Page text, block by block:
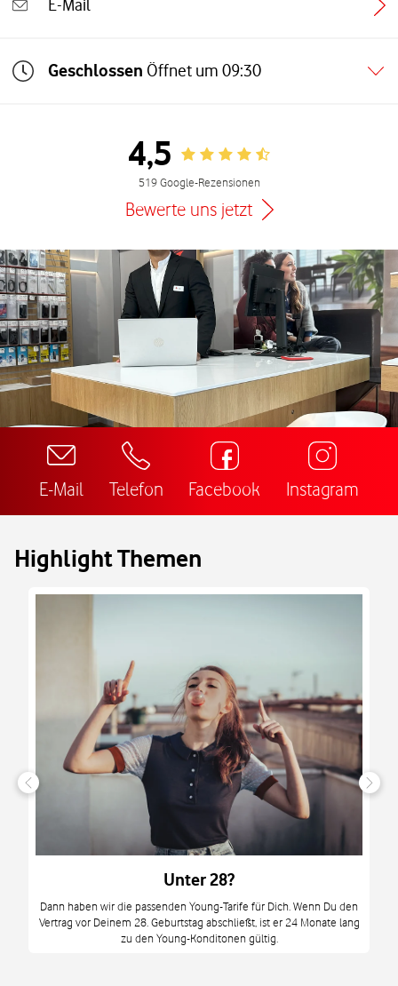
E-Mail
Geschlossen Öffnet um 09:30
4,5 Rating 4.5
519 Google-Rezensionen
Bewerte uns jetzt
E-Mail Telefon Facebook Instagram
Highlight Themen
Unter 28?
Dann haben wir die passenden Young-Tarife für Dich. Wenn Du den
Vertrag vor Deinem 28. Geburtstag abschließt, ist er 24 Monate lang
zu den Young-Konditonen gültig.